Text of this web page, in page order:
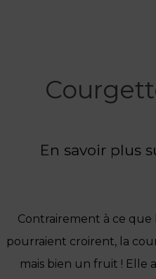
En savoir plus
Contrairement à ce que
pourraient croirent, la
mais bien un fruit ! Elle